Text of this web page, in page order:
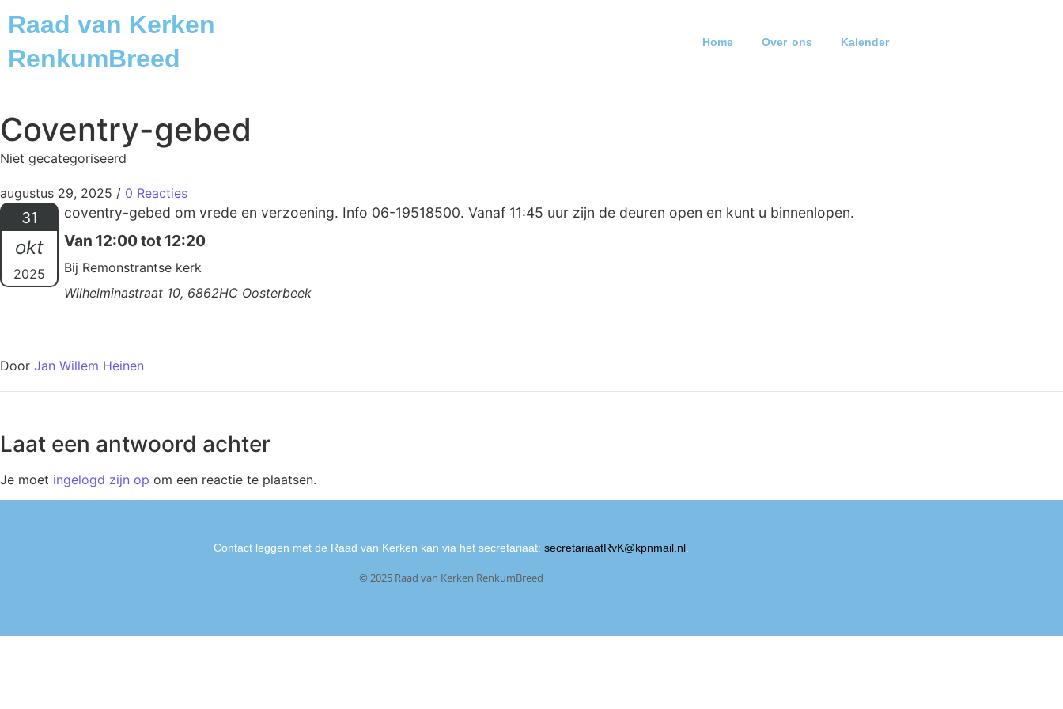
Raad van Kerken
RenkumBreed
Home Over ons Kalender
Coventry-gebed
Niet gecategoriseerd
augustus 29, 2025 / 0 Reacties
31
okt
2025
coventry-gebed om vrede en verzoening. Info 06-19518500. Vanaf 11:45 uur zijn de deuren open en kunt u binnenlopen.
Van 12:00 tot 12:20
Bij Remonstrantse kerk
Wilhelminastraat 10, 6862HC Oosterbeek
Door Jan Willem Heinen
Laat een antwoord achter
Je moet ingelogd zijn op om een reactie te plaatsen.
Contact leggen met de Raad van Kerken kan via het secretariaat: secretariaatRvK@kpnmail.nl.
© 2025 Raad van Kerken RenkumBreed